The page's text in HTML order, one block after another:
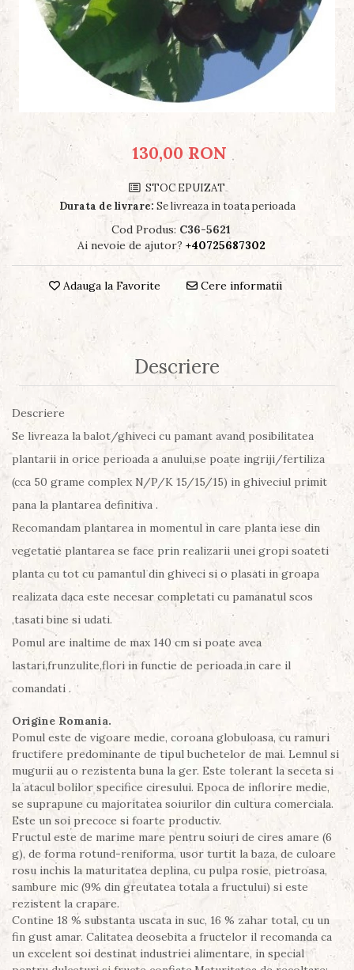
130,00 RON
STOC EPUIZAT
Durata de livrare: Se livreaza in toata perioada
Cod Produs: C36-5621
Ai nevoie de ajutor? +40725687302
Adauga la Favorite Cere informatii
Descriere
Descriere
Se livreaza la balot/ghiveci cu pamant avand posibilitatea
plantarii in orice perioada a anului,se poate ingriji/fertiliza
(cca 50 grame complex N/P/K 15/15/15) in ghiveciul primit
pana la plantarea definitiva .
Recomandam plantarea in momentul in care planta iese din
vegetatie plantarea se face prin realizarii unei gropi soateti
planta cu tot cu pamantul din ghiveci si o plasati in groapa
realizata daca este necesar completati cu pamanatul scos
,tasati bine si udati.
Pomul are inaltime de max 140 cm si poate avea
lastari,frunzulite,flori in functie de perioada in care il
comandati .
Origine Romania.
Pomul este de vigoare medie, coroana globuloasa, cu ramuri
fructifere predominante de tipul buchetelor de mai. Lemnul si
mugurii au o rezistenta buna la ger. Este tolerant la seceta si
la atacul bolilor specifice ciresului. Epoca de inflorire medie,
se suprapune cu majoritatea soiurilor din cultura comerciala.
Este un soi precoce si foarte productiv.
Fructul este de marime mare pentru soiuri de cires amare (6
g), de forma rotund-reniforma, usor turtit la baza, de culoare
rosu inchis la maturitatea deplina, cu pulpa rosie, pietroasa,
sambure mic (9% din greutatea totala a fructului) si este
rezistent la crapare.
Contine 18 % substanta uscata in suc, 16 % zahar total, cu un
fin gust amar. Calitatea deosebita a fructelor il recomanda ca
un excelent soi destinat industriei alimentare, in special